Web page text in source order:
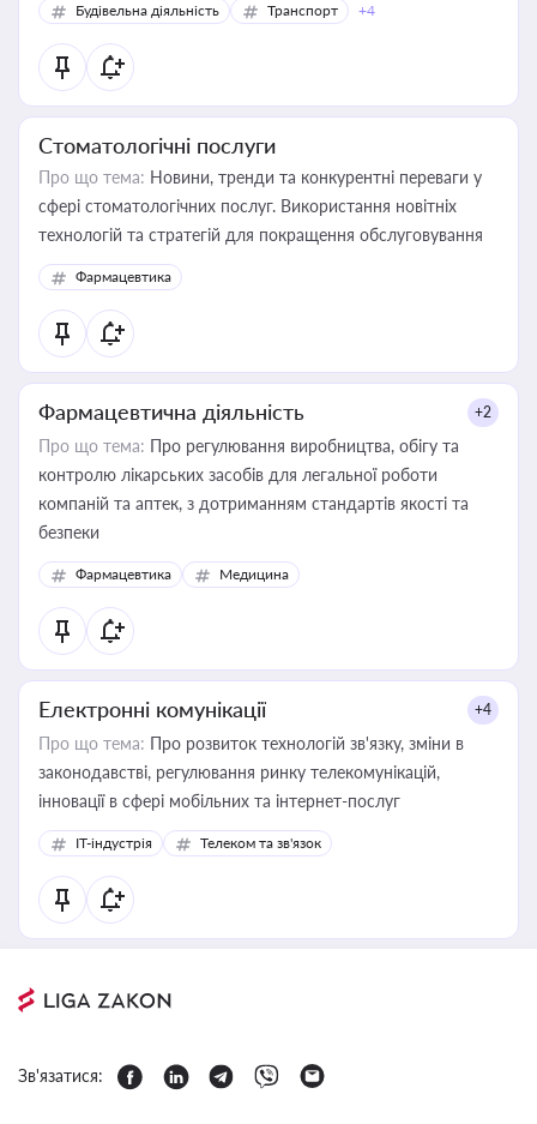
Будівельна діяльність
Транспорт +4
Стоматологічні послуги
Про що тема: Новини, тренди та конкурентні переваги у
сфері стоматологічних послуг. Використання новітніх
технологій та стратегій для покращення обслуговування
Фармацевтика
Фармацевтична діяльність +2
Про що тема: Про регулювання виробництва, обігу та
контролю лікарських засобів для легальної роботи
компаній та аптек, з дотриманням стандартів якості та
безпеки
Фармацевтика Медицина
Електронні комунікації +4
Про що тема: Про розвиток технологій зв'язку, зміни в
законодавстві, регулювання ринку телекомунікацій,
інновації в сфері мобільних та інтернет-послуг
IT-індустрія Телеком та зв'язок
Зв'язатися: